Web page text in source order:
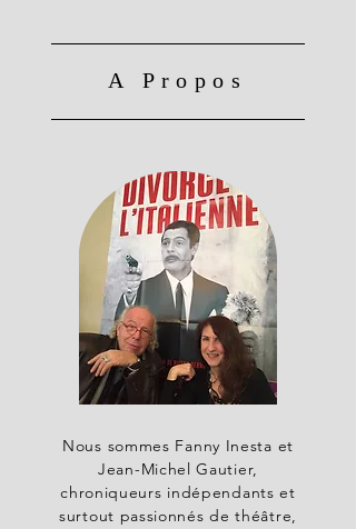
A Propos
Nous sommes Fanny Inesta et
Jean-Michel Gautier,
chroniqueurs indépendants et
surtout passionnés de théâtre,